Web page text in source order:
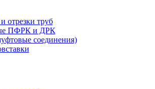
отрезки труб
ПФРК и ДРК
соединения)